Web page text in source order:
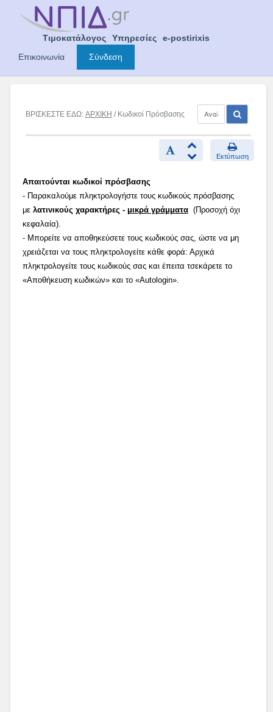
Τιμοκατάλογος Υπηρεσίες
e-postirixis
Επικοινωνία
Σύνδεση
ΒΡΙΣΚΕΣΤΕ ΕΔΩ: ΑΡΧΙΚΗ / Κωδικοί Πρόσβασης
Εκτύπωση
Απαιτούνται κωδικοί πρόσβασης
- Παρακαλούμε πληκτρολογήστε τους κωδικούς πρόσβασης
με λατινικούς χαρακτήρες - μικρά γράμματα(Προσοχή όχι
κεφαλαία).
- Μπορείτε να αποθηκεύσετε τους κωδικούς σας, ώστε να μη
χρειάζεται να τους πληκτρολογείτε κάθε φορά: Αρχικά
πληκτρολογείτε τους κωδικούς σας και έπειτα τσεκάρετε το
«Αποθήκευση κωδικών» και το «Autologin».